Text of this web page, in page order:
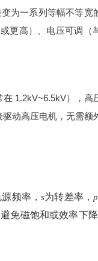
为一系列等幅不等宽
更高）、电压可调（
1.2kV~6.5kV），高
动高压电机，无需额
源频率，s为转差率， p
免磁饱和或效率下